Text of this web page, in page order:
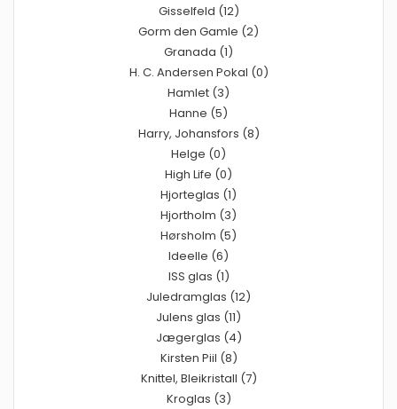
Gisselfeld (12)
Gorm den Gamle (2)
Granada (1)
H. C. Andersen Pokal (0)
Hamlet (3)
Hanne (5)
Harry, Johansfors (8)
Helge (0)
High Life (0)
Hjorteglas (1)
Hjortholm (3)
Hørsholm (5)
Ideelle (6)
ISS glas (1)
Juledramglas (12)
Julens glas (11)
Jægerglas (4)
Kirsten Piil (8)
Knittel, Bleikristall (7)
Kroglas (3)